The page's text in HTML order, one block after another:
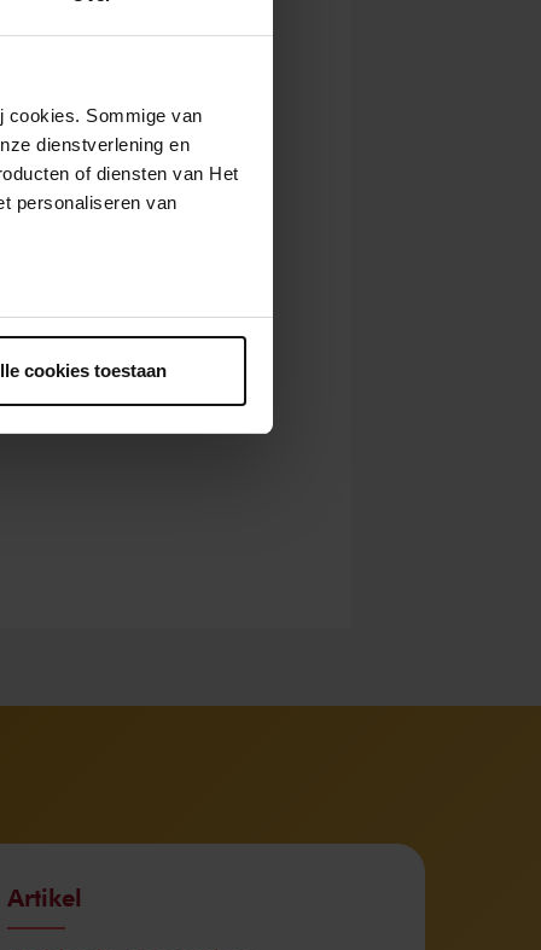
cookies. Sommige van
dienstverlening en
of diensten van Het
personaliseren van
cookies toestaan
Artikel